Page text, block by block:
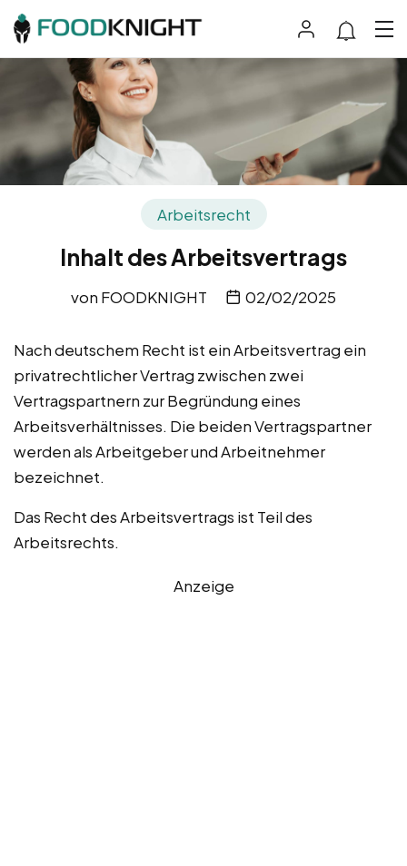
Arbeitsrecht
Inhalt des Arbeitsvertrags
von FOODKNIGHT 02/02/2025
Nach deutschem Recht ist ein Arbeitsvertrag ein
privatrechtlicher Vertrag zwischen zwei
Vertragspartnern zur Begründung eines
Arbeitsverhältnisses. Die beiden Vertragspartner
werden als Arbeitgeber und Arbeitnehmer
bezeichnet.
Das Recht des Arbeitsvertrags ist Teil des
Arbeitsrechts.
Anzeige